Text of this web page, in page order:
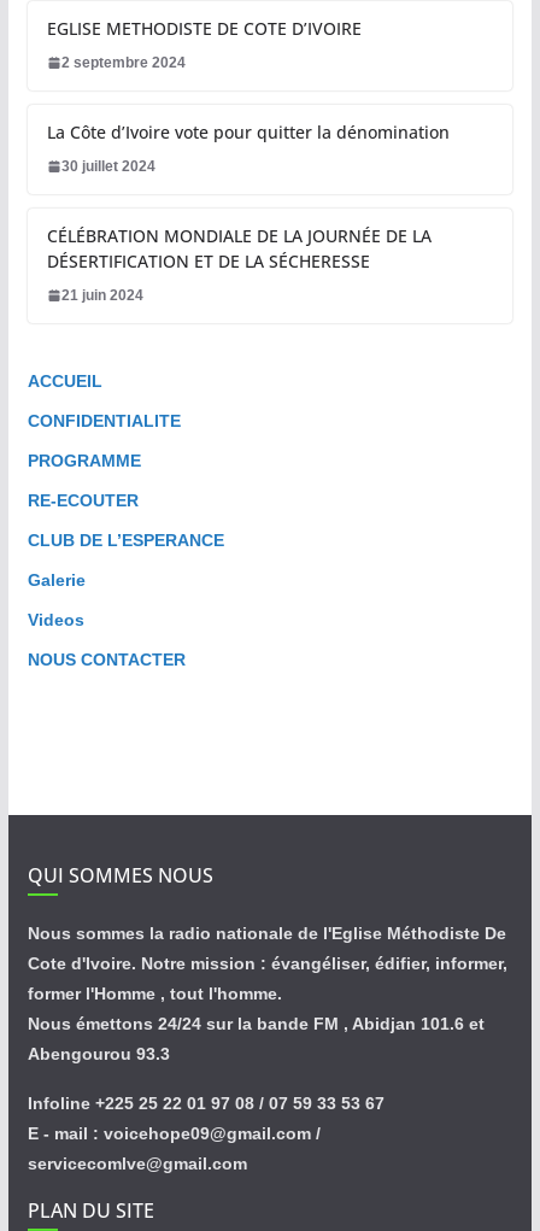
EGLISE METHODISTE DE COTE D’IVOIRE
2 septembre 2024
La Côte d’Ivoire vote pour quitter la dénomination
30 juillet 2024
CÉLÉBRATION MONDIALE DE LA JOURNÉE DE LA
DÉSERTIFICATION ET DE LA SÉCHERESSE
21 juin 2024
ACCUEIL
CONFIDENTIALITE
PROGRAMME
RE-ECOUTER
CLUB DE L’ESPERANCE
Galerie
Videos
NOUS CONTACTER
QUI SOMMES NOUS
Nous sommes la radio nationale de l'Eglise Méthodiste De
Cote d'Ivoire. Notre mission : évangéliser, édifier, informer,
former l'Homme , tout l'homme.
Nous émettons 24/24 sur la bande FM , Abidjan 101.6 et
Abengourou 93.3
Infoline +225 25 22 01 97 08 / 07 59 33 53 67
E - mail : voicehope09@gmail.com /
servicecomlve@gmail.com
PLAN DU SITE